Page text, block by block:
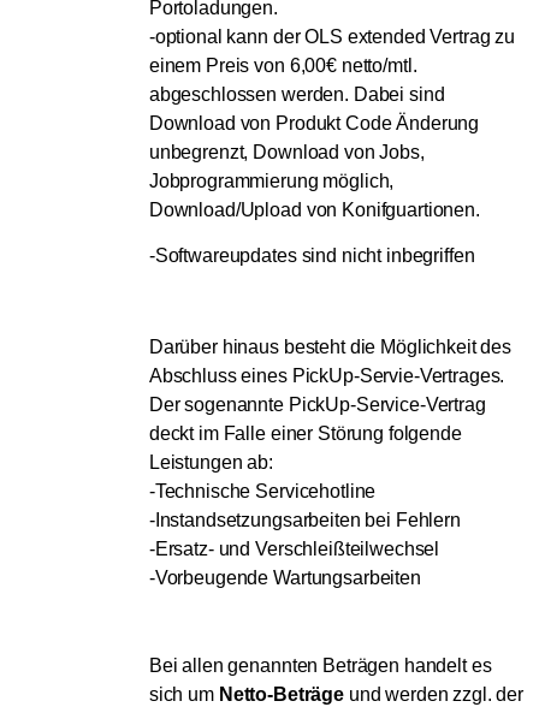
Portoladungen.
-optional kann der OLS extended Vertrag zu
einem Preis von 6,00€ netto/mtl.
abgeschlossen werden. Dabei sind
Download von Produkt Code Änderung
unbegrenzt, Download von Jobs,
Jobprogrammierung möglich,
Download/Upload von Konifguartionen.
-Softwareupdates sind nicht inbegriffen
Darüber hinaus besteht die Möglichkeit des
Abschluss eines PickUp-Servie-Vertrages.
Der sogenannte PickUp-Service-Vertrag
deckt im Falle einer Störung folgende
Leistungen ab:
-Technische Servicehotline
-Instandsetzungsarbeiten bei Fehlern
-Ersatz- und Verschleißteilwechsel
-Vorbeugende Wartungsarbeiten
Bei allen genannten Beträgen handelt es
sich um Netto-Beträge und werden zzgl. der